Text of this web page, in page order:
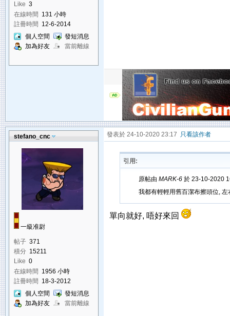
Like 3
在線時間 131 小時
註冊時間 12-6-2014
個人空間
發短消息
加為好友
當前離線
stefano_cnc
一級准尉
帖子 371
積分 15211
Like 0
在線時間 1956 小時
註冊時間 18-3-2012
個人空間
發短消息
加為好友
當前離線
發表於 24-10-2020 23:17 只看該作者
引用:
原帖由 MARK-6於 23-10-2020
我都有輕輕用舊百潔布擦頭位,
單向就好, 唔好來回